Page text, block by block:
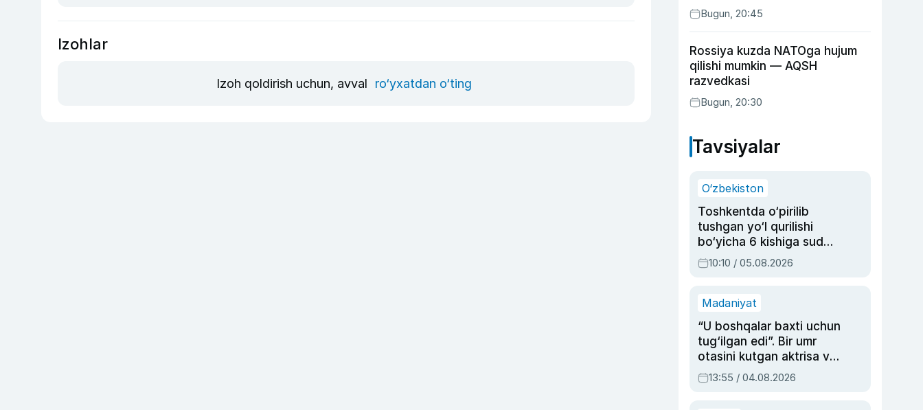
Izohlar
Izoh qoldirish uchun, avval ro‘yxatdan o‘ting
Bugun, 20:45
Rossiya kuzda NATOga hujum
qilishi mumkin — AQSH
razvedkasi
Bugun, 20:30
Tavsiyalar
O‘zbekiston
Toshkentda o‘pirilib
tushgan yo‘l qurilishi
bo‘yicha 6 kishiga sud
hukmi o‘qildi
10:10 / 05.08.2026
Madaniyat
“U boshqalar baxti uchun
tug‘ilgan edi”. Bir umr
otasini kutgan aktrisa va
dublyaj ustasi Rimma
Ahmedovaning
13:55 / 04.08.2026